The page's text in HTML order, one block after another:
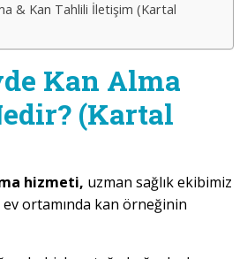
& Kan Tahlili İletişim (Kartal
Kan Alma
(Kartal
hizmeti, uzman sağlık ekibimiz
ortamında kan örneğinin